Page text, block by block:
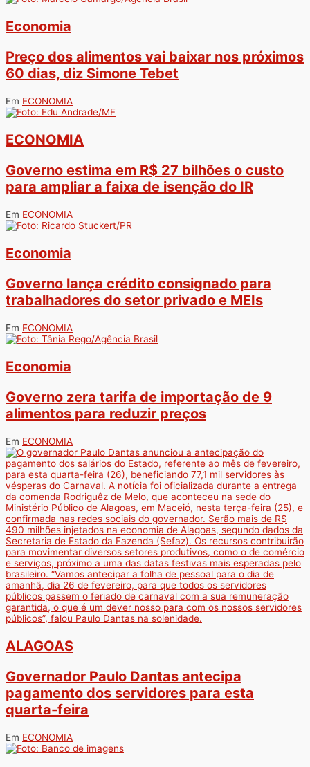
Economia
Preço dos alimentos vai baixar nos próximos
60 dias, diz Simone Tebet
Em ECONOMIA
ECONOMIA
Governo estima em R$ 27 bilhões o custo
para ampliar a faixa de isenção do IR
Em ECONOMIA
Economia
Governo lança crédito consignado para
trabalhadores do setor privado e MEIs
Em ECONOMIA
Economia
Governo zera tarifa de importação de 9
alimentos para reduzir preços
Em ECONOMIA
ALAGOAS
Governador Paulo Dantas antecipa
pagamento dos servidores para esta
quarta-feira
Em ECONOMIA